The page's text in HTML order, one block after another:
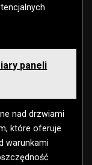
paneli
nad drzwiami
które oferuje
warunkami